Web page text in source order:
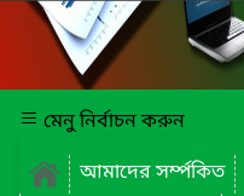
মেনু নির্বাচন করুন
আমাদের সর্ম্পকিত